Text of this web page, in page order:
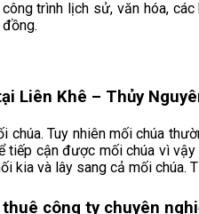
trình lịch sử, văn hóa,
Liên Khê – Thủy
chúa. Tuy nhiên mối chúa
tiếp cận được mối chúa vì
kia và lây sang cả mối chúa.
công ty chuyên